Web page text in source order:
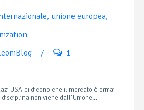
, unione europea,
/ 1
USA ci dicono che il mercato è ormai
non viene dall’Unione...